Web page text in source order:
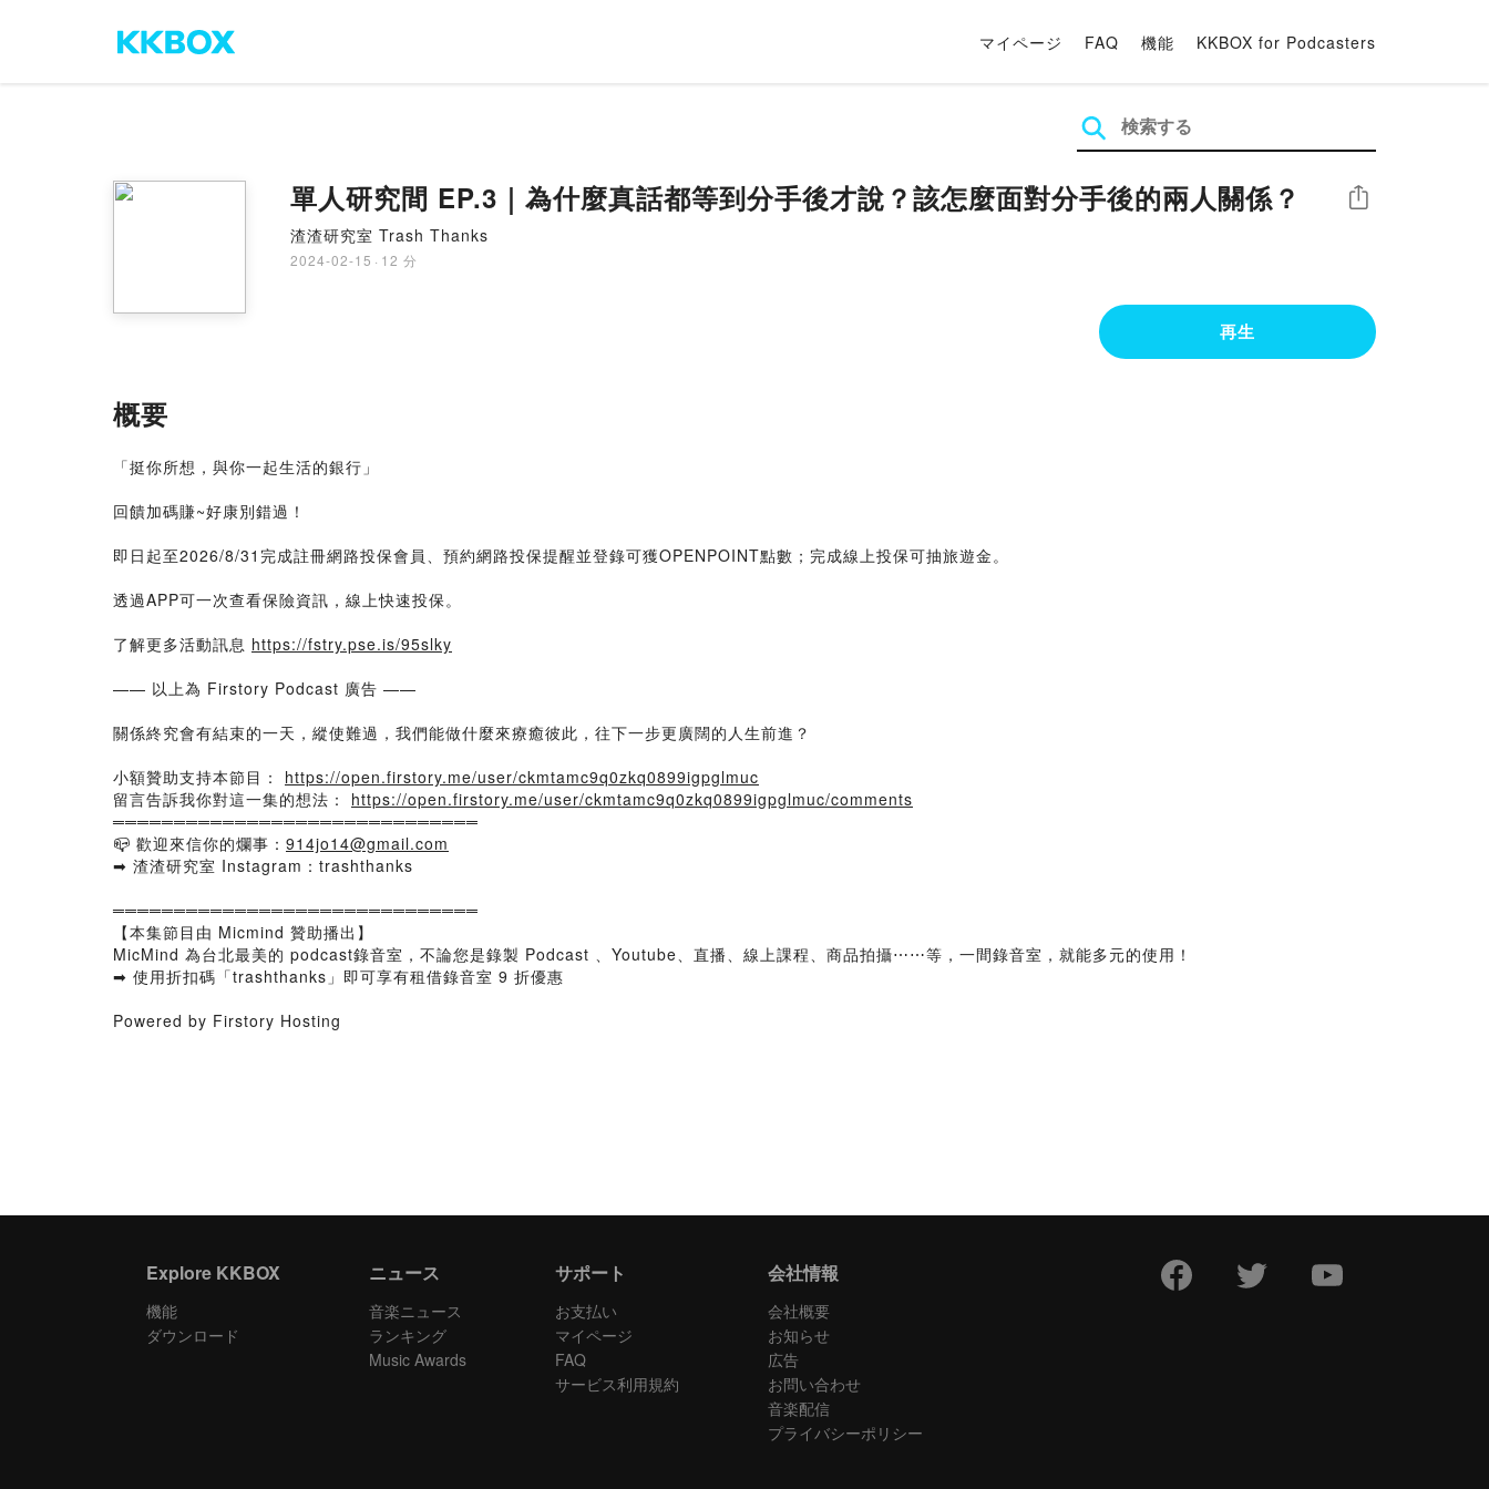
マイページ FAQ 機能 KKBOX for Podcasters
單人研究間 EP.3｜為什麼真話都等到分手後才說？該怎麼面對分手後的兩人關係？
渣渣研究室 Trash Thanks
2024-02-15 · 12 分
シェア
再生
概要
「挺你所想，與你一起生活的銀行」
回饋加碼賺~好康別錯過！
即日起至2026/8/31完成註冊網路投保會員、預約網路投保提醒並登錄可獲OPENPOINT點數；完成線上投保可抽旅遊金。
透過APP可一次查看保險資訊，線上快速投保。
了解更多活動訊息 https://fstry.pse.is/95slky
—— 以上為 Firstory Podcast 廣告 ——
關係終究會有結束的一天，縱使難過，我們能做什麼來療癒彼此，往下一步更廣闊的人生前進？
小額贊助支持本節目： https://open.firstory.me/user/ckmtamc9q0zkq0899igpglmuc
留言告訴我你對這一集的想法： https://open.firstory.me/user/ckmtamc9q0zkq0899igpglmuc/comments
══════════════════════════════
📪 歡迎來信你的爛事： 914jo14@gmail.com
➡ 渣渣研究室 Instagram：trashthanks
══════════════════════════════
【本集節目由 Micmind 贊助播出】
MicMind 為台北最美的 podcast錄音室，不論您是錄製 Podcast 、Youtube、直播、線上課程、商品拍攝⋯⋯等，一間錄音室，就能多元的使用！
➡ 使用折扣碼「trashthanks」即可享有租借錄音室 9 折優惠
Powered by Firstory Hosting
Explore KKBOX
機能
ダウンロード
ニュース
音楽ニュース
ランキング
Music Awards
サポート
お支払い
マイページ
FAQ
サービス利用規約
会社情報
会社概要
お知らせ
広告
お問い合わせ
音楽配信
プライバシーポリシー